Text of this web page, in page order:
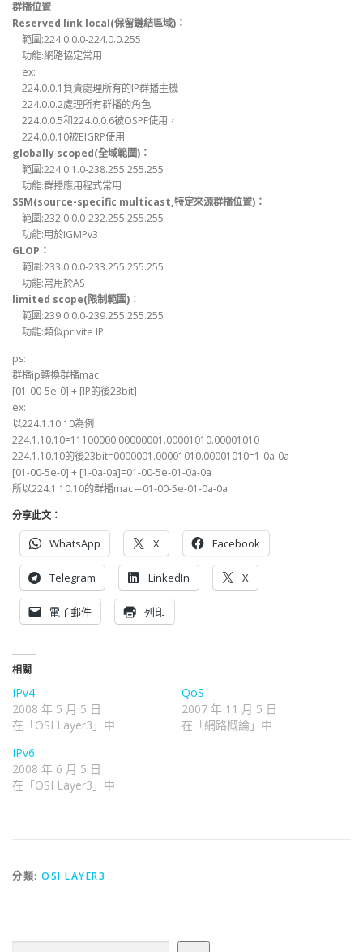
群播位置
Reserved link local(保留鏈結區域)：
範圍:224.0.0.0-224.0.0.255
功能:網路協定常用
ex:
224.0.0.1負責處理所有的IP群播主機
224.0.0.2處理所有群播的角色
224.0.0.5和224.0.0.6被OSPF使用，
224.0.0.10被EIGRP使用
globally scoped(全域範圍)：
範圍:224.0.1.0-238.255.255.255
功能:群播應用程式常用
SSM(source-specific multicast,特定來源群播位置)：
範圍:232.0.0.0-232.255.255.255
功能:用於IGMPv3
GLOP：
範圍:233.0.0.0-233.255.255.255
功能:常用於AS
limited scope(限制範圍)：
範圍:239.0.0.0-239.255.255.255
功能:類似privite IP
ps:
群播ip轉換群播mac
[01-00-5e-0] + [IP的後23bit]
ex:
以224.1.10.10為例
224.1.10.10=11100000.00000001.00001010.00001010
224.1.10.10的後23bit=0000001.00001010.00001010=1-0a-0a
[01-00-5e-0] + [1-0a-0a]=01-00-5e-01-0a-0a
所以224.1.10.10的群播mac＝01-00-5e-01-0a-0a
分享此文：
WhatsApp X Facebook
Telegram LinkedIn X
電子郵件 列印
相關
IPv4
2008 年 5 月 5 日
在「OSI Layer3」中
QoS
2007 年 11 月 5 日
在「網路概論」中
IPv6
2008 年 6 月 5 日
在「OSI Layer3」中
分類: OSI LAYER3